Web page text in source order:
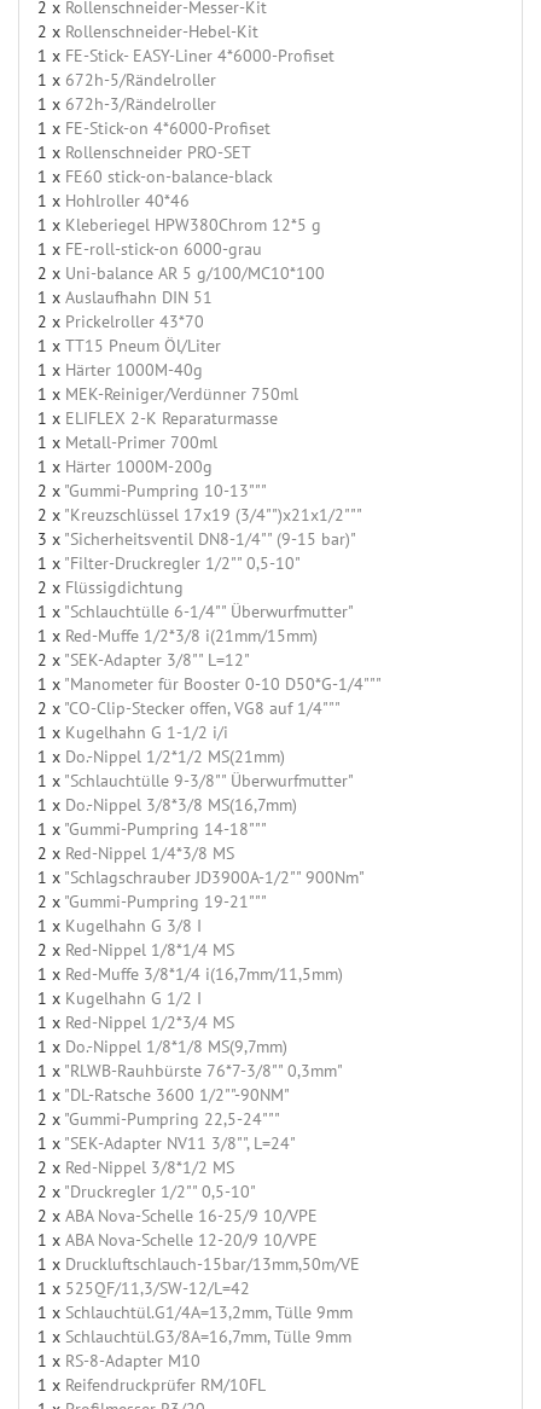
2 x Rollenschneider-Messer-Kit
2 x Rollenschneider-Hebel-Kit
1 x FE-Stick- EASY-Liner 4*6000-Profiset
1 x 672h-5/Rändelroller
1 x 672h-3/Rändelroller
1 x FE-Stick-on 4*6000-Profiset
1 x Rollenschneider PRO-SET
1 x FE60 stick-on-balance-black
1 x Hohlroller 40*46
1 x Kleberiegel HPW380Chrom 12*5 g
1 x FE-roll-stick-on 6000-grau
2 x Uni-balance AR 5 g/100/MC10*100
1 x Auslaufhahn DIN 51
2 x Prickelroller 43*70
1 x TT15 Pneum Öl/Liter
1 x Härter 1000M-40g
1 x MEK-Reiniger/Verdünner 750ml
1 x ELIFLEX 2-K Reparaturmasse
1 x Metall-Primer 700ml
1 x Härter 1000M-200g
2 x "Gummi-Pumpring 10-13"""
2 x "Kreuzschlüssel 17x19 (3/4"")x21x1/2"""
3 x "Sicherheitsventil DN8-1/4"" (9-15 bar)"
1 x "Filter-Druckregler 1/2"" 0,5-10"
2 x Flüssigdichtung
1 x "Schlauchtülle 6-1/4"" Überwurfmutter"
1 x Red-Muffe 1/2*3/8 i(21mm/15mm)
2 x "SEK-Adapter 3/8"" L=12"
1 x "Manometer für Booster 0-10 D50*G-1/4"""
2 x "CO-Clip-Stecker offen, VG8 auf 1/4"""
1 x Kugelhahn G 1-1/2 i/i
1 x Do.-Nippel 1/2*1/2 MS(21mm)
1 x "Schlauchtülle 9-3/8"" Überwurfmutter"
1 x Do.-Nippel 3/8*3/8 MS(16,7mm)
1 x "Gummi-Pumpring 14-18"""
2 x Red-Nippel 1/4*3/8 MS
1 x "Schlagschrauber JD3900A-1/2"" 900Nm"
2 x "Gummi-Pumpring 19-21"""
1 x Kugelhahn G 3/8 I
2 x Red-Nippel 1/8*1/4 MS
1 x Red-Muffe 3/8*1/4 i(16,7mm/11,5mm)
1 x Kugelhahn G 1/2 I
1 x Red-Nippel 1/2*3/4 MS
1 x Do.-Nippel 1/8*1/8 MS(9,7mm)
1 x "RLWB-Rauhbürste 76*7-3/8"" 0,3mm"
1 x "DL-Ratsche 3600 1/2""-90NM"
2 x "Gummi-Pumpring 22,5-24"""
1 x "SEK-Adapter NV11 3/8"", L=24"
2 x Red-Nippel 3/8*1/2 MS
2 x "Druckregler 1/2"" 0,5-10"
2 x ABA Nova-Schelle 16-25/9 10/VPE
1 x ABA Nova-Schelle 12-20/9 10/VPE
1 x Druckluftschlauch-15bar/13mm,50m/VE
1 x 525QF/11,3/SW-12/L=42
1 x Schlauchtül.G1/4A=13,2mm, Tülle 9mm
1 x Schlauchtül.G3/8A=16,7mm, Tülle 9mm
1 x RS-8-Adapter M10
1 x Reifendruckprüfer RM/10FL